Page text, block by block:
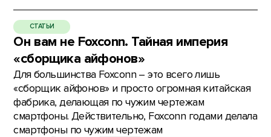
СТАТЬИ
Он вам не Foxconn. Тайная империя
«сборщика айфонов»
Для большинства Foxconn – это всего лишь
«сборщик айфонов» и просто огромная китайская
фабрика, делающая по чужим чертежам
смартфоны. Действительно, Foxconn годами делала
смартфоны по чужим чертежам